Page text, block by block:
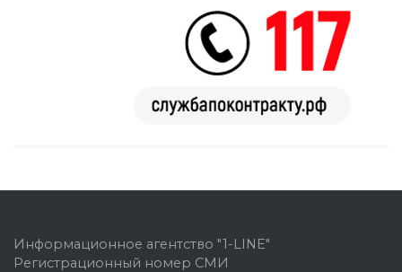
Информационное агентство "1-LINE"
Регистрационный номер СМИ